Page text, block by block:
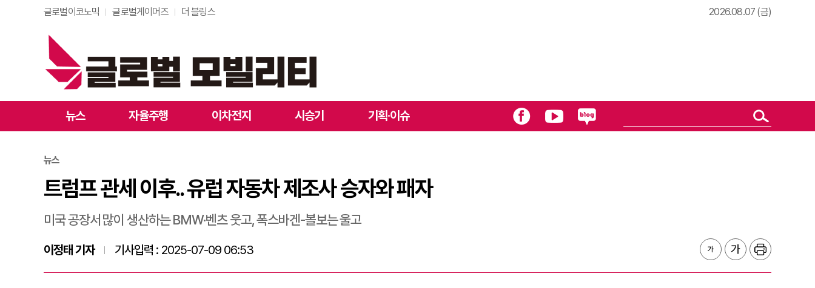
글로벌이코노믹 글로벌게이머즈 더 블링스 2026.08.07 (금)
뉴스 자율주행 이차전지 시승기 기획·이슈
트럼프 관세 이후.. 유럽 자동차 제조사 승자와 패자
뉴스
트럼프 관세 이후.. 유럽 자동차 제조사 승자와 패자
미국 공장서 많이 생산하는 BMW·벤츠 웃고, 폭스바겐-볼보는 울고
이정태 기자 기사입력 : 2025-07-09 06:53